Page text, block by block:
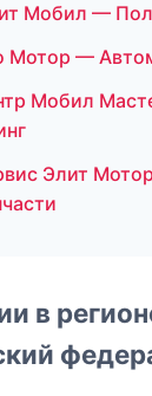
Мобил —
Мотор —
Мобил
Элит
в